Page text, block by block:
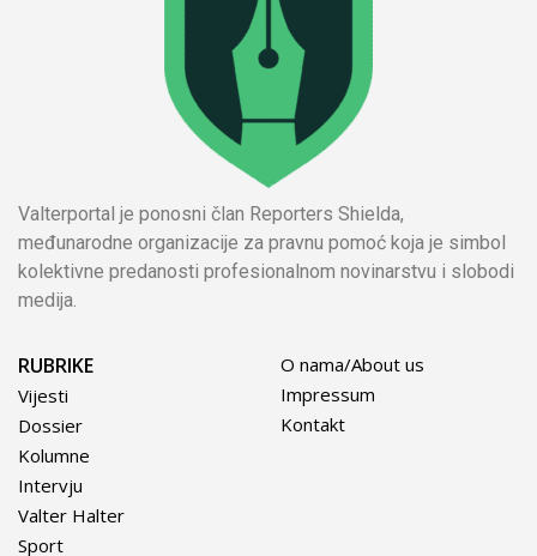
Valterportal je ponosni član Reporters Shielda,
međunarodne organizacije za pravnu pomoć koja je simbol
kolektivne predanosti profesionalnom novinarstvu i slobodi
medija.
RUBRIKE
Vijesti
Dossier
Kolumne
Intervju
Valter Halter
Sport
O nama/About us
Impressum
Kontakt